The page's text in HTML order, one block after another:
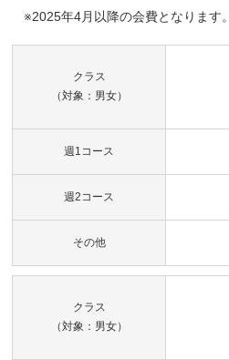
※2025年4月以降の会費となります。
クラス
（対象：男女）
週1コース
週2コース
その他
クラス
（対象：男女）